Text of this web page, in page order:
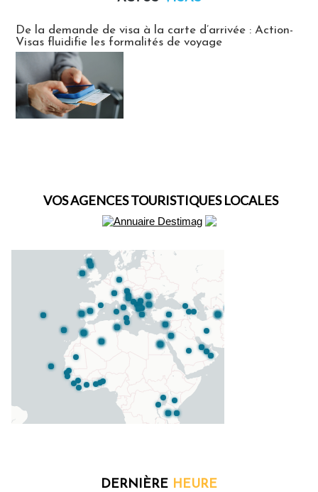
De la demande de visa à la carte d’arrivée : Action-
Visas fluidifie les formalités de voyage
VOS AGENCES TOURISTIQUES LOCALES
DERNIÈRE HEURE